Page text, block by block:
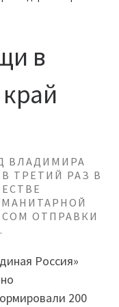
в
ВЛАДИМИРА
ТРЕТИЙ РАЗ В
ОТПРАВКИ
Россия»
200